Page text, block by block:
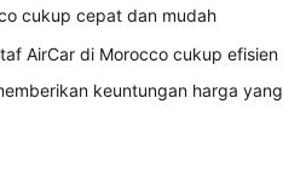
cukup cepat dan mudah
AirCar di Morocco cukup efisien
keuntungan harga yang